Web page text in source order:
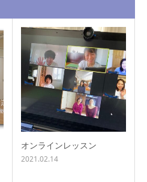
オンラインレッスン
2021.02.14